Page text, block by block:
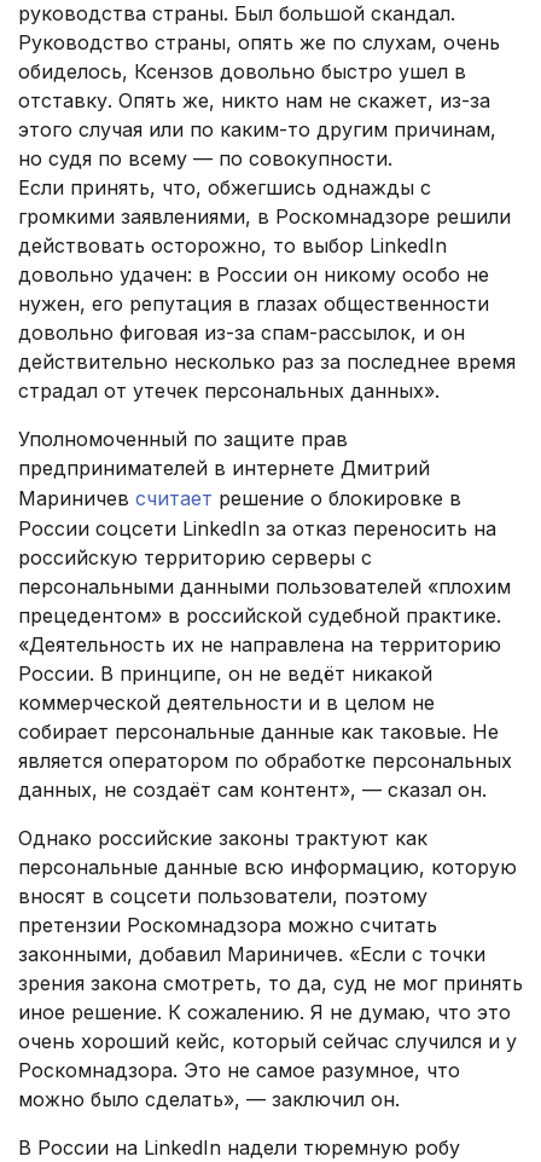
руководства страны. Был большой скандал.
Руководство страны, опять же по слухам, очень
обиделось, Ксензов довольно быстро ушел в
отставку. Опять же, никто нам не скажет, из-за
этого случая или по каким-то другим причинам,
но судя по всему — по совокупности.
Если принять, что, обжегшись однажды с
громкими заявлениями, в Роскомнадзоре решили
действовать осторожно, то выбор LinkedIn
довольно удачен: в России он никому особо не
нужен, его репутация в глазах общественности
довольно фиговая из-за спам-рассылок, и он
действительно несколько раз за последнее время
страдал от утечек персональных данных».
Уполномоченный по защите прав
предпринимателей в интернете Дмитрий
Мариничев считает решение о блокировке в
России соцсети LinkedIn за отказ переносить на
российскую территорию серверы с
персональными данными пользователей «плохим
прецедентом» в российской судебной практике.
«Деятельность их не направлена на территорию
России. В принципе, он не ведёт никакой
коммерческой деятельности и в целом не
собирает персональные данные как таковые. Не
является оператором по обработке персональных
данных, не создаёт сам контент», — сказал он.
Однако российские законы трактуют как
персональные данные всю информацию, которую
вносят в соцсети пользователи, поэтому
претензии Роскомнадзора можно считать
законными, добавил Мариничев. «Если с точки
зрения закона смотреть, то да, суд не мог принять
иное решение. К сожалению. Я не думаю, что это
очень хороший кейс, который сейчас случился и у
Роскомнадзора. Это не самое разумное, что
можно было сделать», — заключил он.
В России на LinkedIn надели тюремную робу